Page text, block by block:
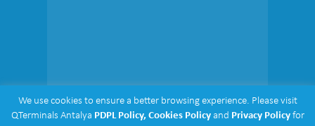
We use cookies to ensure a better browsing experience. Please visit
QTerminals Antalya PDPL Policy, Cookies Policyand Privacy Policyfor